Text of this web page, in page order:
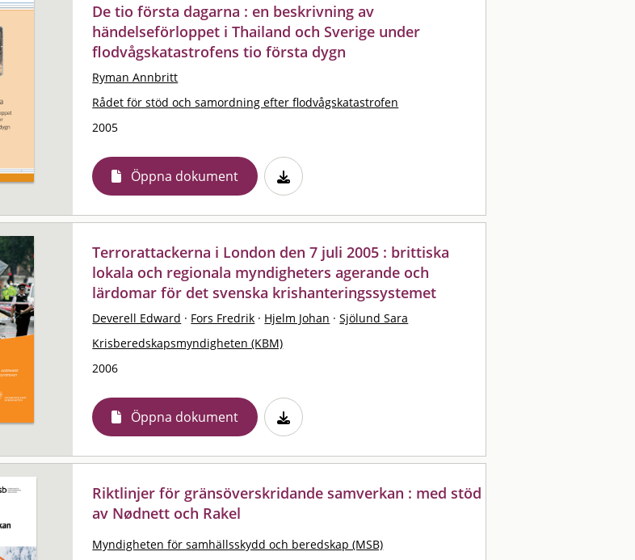
De tio första dagarna : en beskrivning av
händelseförloppet i Thailand och Sverige under
flodvågskatastrofens tio första dygn
Ryman Annbritt
Rådet för stöd och samordning efter flodvågskatastrofen
2005
Öppna dokument
Terrorattackerna i London den 7 juli 2005 : brittiska
lokala och regionala myndigheters agerande och
lärdomar för det svenska krishanteringssystemet
Deverell Edward · Fors Fredrik · Hjelm Johan · Sjölund Sara
Krisberedskapsmyndigheten (KBM)
2006
Öppna dokument
Riktlinjer för gränsöverskridande samverkan : med stöd
av Nødnett och Rakel
Myndigheten för samhällsskydd och beredskap (MSB)